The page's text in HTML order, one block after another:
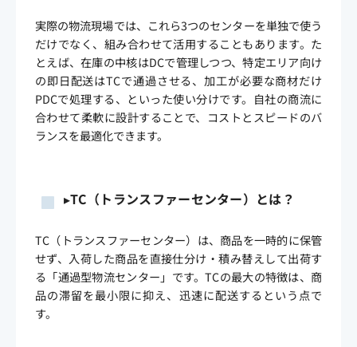
実際の物流現場では、これら3つのセンターを単独で使う
だけでなく、組み合わせて活用することもあります。た
とえば、在庫の中核はDCで管理しつつ、特定エリア向け
の即日配送はTCで通過させる、加工が必要な商材だけ
PDCで処理する、といった使い分けです。自社の商流に
合わせて柔軟に設計することで、コストとスピードのバ
ランスを最適化できます。
▸TC （トランスファーセンター）とは？
TC（トランスファーセンター）は、商品を一時的に保管
せず、入荷した商品を直接仕分け・積み替えして出荷す
る「通過型物流センター」です。TCの最大の特徴は、商
品の滞留を最小限に抑え、迅速に配送するという点で
す。